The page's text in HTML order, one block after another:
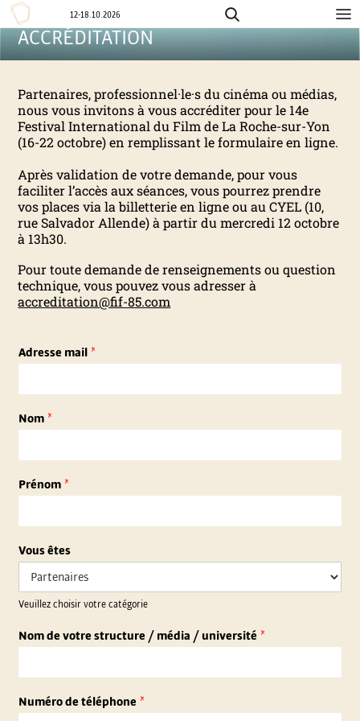
Aller
F
E
S
V
A
L
N
T
E
N
A
O
12-18.10.2026
ACCRÉDITATION
Partenaires, professionnel·le·s du cinéma ou médias,
nous vous invitons à vous accréditer pour le 14e
Festival International du Film de La Roche-sur-Yon
(16-22 octobre) en remplissant le formulaire en ligne.
Après validation de votre demande, pour vous
faciliter l’accès aux séances, vous pourrez prendre
vos places via la billetterie en ligne ou au CYEL (10,
rue Salvador Allende) à partir du mercredi 12 octobre
à 13h30.
Pour toute demande de renseignements ou question
technique, vous pouvez vous adresser à
accreditation@fif-85.com
Adresse mail *
Nom *
Prénom *
Vous êtes
Veuillez choisir votre catégorie
Nom de votre structure / média / université *
Numéro de téléphone *